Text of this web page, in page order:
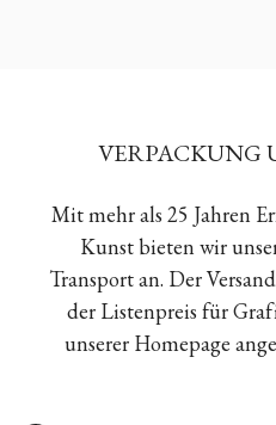
VERPACKUNG
Mit mehr als 25 Jahren
Kunst bieten wir
Transport an. Der
der Listenpreis für
unserer Homepage